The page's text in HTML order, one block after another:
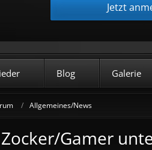
Jetzt
Blog Galerie
Allgemeines/News
Gamer